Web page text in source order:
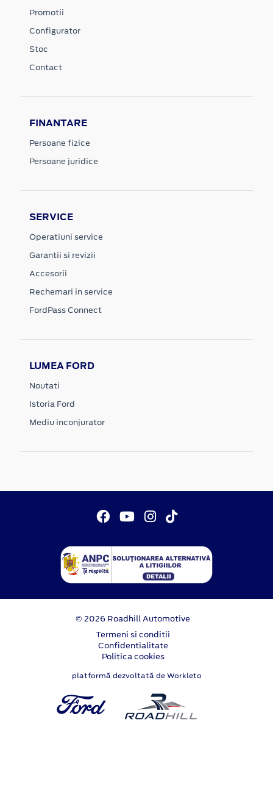
Promotii
Configurator
Stoc
Contact
FINANTARE
Persoane fizice
Persoane juridice
SERVICE
Operatiuni service
Garantii si revizii
Accesorii
Rechemari in service
FordPass Connect
LUMEA FORD
Noutati
Istoria Ford
Mediu inconjurator
© 2026 Roadhill Automotive
Termeni si conditii
Confidentialitate
Politica cookies
platformă dezvoltată de Workleto